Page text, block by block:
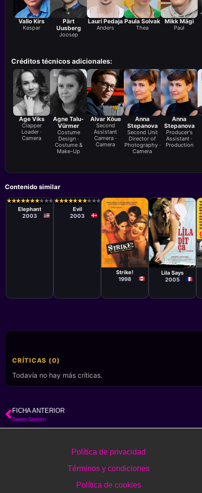
Vallo Kirs
Kaspar
Pärt
Uusberg
Joosep
Lauri Pedaja
Anders
Paula Solvak
Thea
Mikk Mägi
Paul
Créditos técnicos adicionales:
Age Viks
Clapper
Loader ·
Camera
Agne Talu-
Vürmer
Costume
Design ·
Costume &
Make-Up
Alvar Kõue
Second
Assistant
Camera ·
Camera
Anna
Stepanova
Second Unit
Director of
Photography ·
Camera
Anna
Stepanova
Producer's
Assistant ·
Production
Contenido similar
★
★★
★★
★★
★★
★★
★★
★★
★★
★★
★
Gus Van Sant
Elephant
2003
★
★★
★★
★★
★★
★★
★★
★★
★★
★★
★
Mikael
Håfström
Evil
2003
Película
Sarah
Kernochan
Strike!
1998
Película
Ziad Doueiri
Lila Says
2005
CRÍTICAS (0)
Todavía no hay más críticas.
FICHA ANTERIOR
Sweet Sixteen
Política de privacidad
Términos y condiciones
Política de cookies